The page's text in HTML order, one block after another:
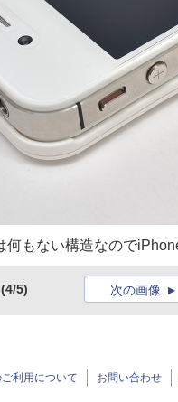
何もない構造なので
(4/5) 次の画像
利用について お問い合わせ